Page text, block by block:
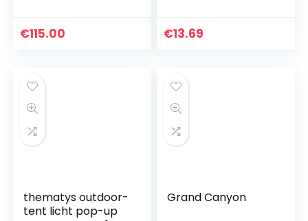
€115.00
Warm Waterdicht
€13.69
thematys outdoor-
tent licht pop-up
Grand Canyon